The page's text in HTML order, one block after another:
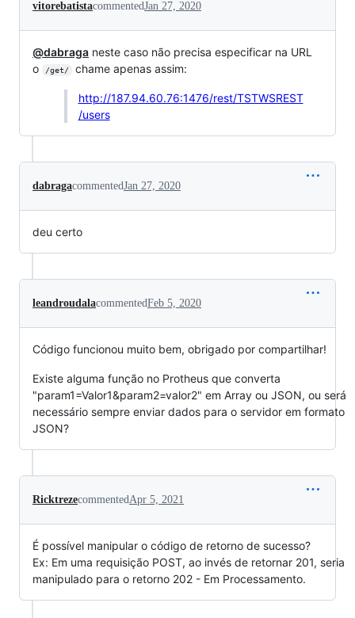
vitorebatistacommentedJan 27, 2020
@dabraga neste caso não precisa especificar na URL
o
/get/ chame apenas assim:
http://187.94.60.76:1476/rest/TSTWSREST
/users
dabragacommentedJan 27, 2020
deu certo
leandroudalacommentedFeb 5, 2020
Código funcionou muito bem, obrigado por compartilhar!
Existe alguma função no Protheus que converta
"param1=Valor1&param2=valor2" em Array ou JSON, ou será
necessário sempre enviar dados para o servidor em formato
JSON?
RicktrezecommentedApr 5, 2021
É possível manipular o código de retorno de sucesso?
Ex: Em uma requisição POST, ao invés de retornar 201, seria
manipulado para o retorno 202 - Em Processamento.